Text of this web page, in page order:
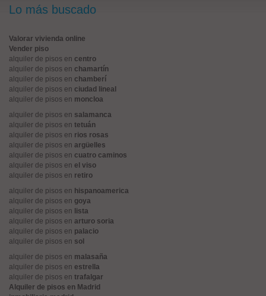
Lo más buscado
Valorar vivienda online
Vender piso
alquiler de pisos en centro
alquiler de pisos en chamartín
alquiler de pisos en chamberí
alquiler de pisos en ciudad lineal
alquiler de pisos en moncloa
alquiler de pisos en salamanca
alquiler de pisos en tetuán
alquiler de pisos en rios rosas
alquiler de pisos en argüelles
alquiler de pisos en cuatro caminos
alquiler de pisos en el viso
alquiler de pisos en retiro
alquiler de pisos en hispanoamerica
alquiler de pisos en goya
alquiler de pisos en lista
alquiler de pisos en arturo soria
alquiler de pisos en palacio
alquiler de pisos en sol
alquiler de pisos en malasaña
alquiler de pisos en estrella
alquiler de pisos en trafalgar
Alquiler de pisos en Madrid